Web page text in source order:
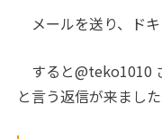
メールを送り、ドキ
すると@teko1010
と言う返信が来ました